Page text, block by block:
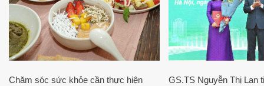
Chăm sóc sức khỏe cần thực hiện
GS.TS Nguyễn Thị Lan